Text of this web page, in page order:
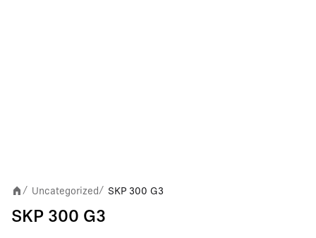
/ Uncategorized/ SKP 300 G3
SKP 300 G3